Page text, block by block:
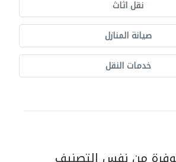
نقل اثاث
صيانة المنازل
خدمات النقل